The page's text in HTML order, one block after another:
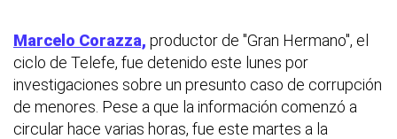
Marcelo Corazza, productor de "Gran Hermano", el
ciclo de Telefe, fue detenido este lunes por
investigaciones sobre un presunto caso de corrupción
de menores. Pese a que la información comenzó a
circular hace varias horas, fue este martes a la